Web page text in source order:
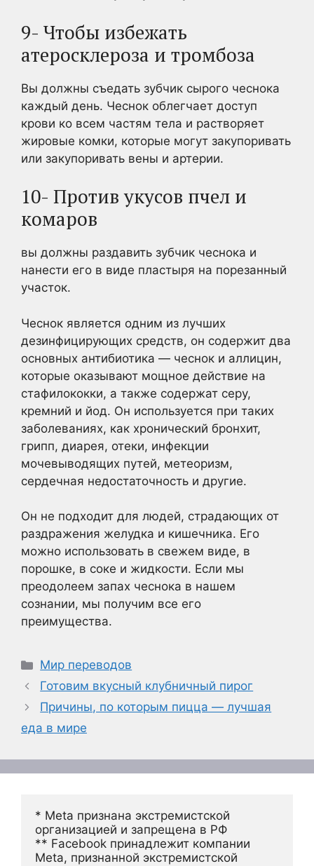
9- Чтобы избежать
атеросклероза и тромбоза
Вы должны съедать зубчик сырого чеснока
каждый день. Чеснок облегчает доступ
крови ко всем частям тела и растворяет
жировые комки, которые могут закупоривать
или закупоривать вены и артерии.
10- Против укусов пчел и
комаров
вы должны раздавить зубчик чеснока и
нанести его в виде пластыря на порезанный
участок.
Чеснок является одним из лучших
дезинфицирующих средств, он содержит два
основных антибиотика — чеснок и аллицин,
которые оказывают мощное действие на
стафилококки, а также содержат серу,
кремний и йод. Он используется при таких
заболеваниях, как хронический бронхит,
грипп, диарея, отеки, инфекции
мочевыводящих путей, метеоризм,
сердечная недостаточность и другие.
Он не подходит для людей, страдающих от
раздражения желудка и кишечника. Его
можно использовать в свежем виде, в
порошке, в соке и жидкости. Если мы
преодолеем запах чеснока в нашем
сознании, мы получим все его
преимущества.
Рубрики
Мир переводов
Готовим вкусный клубничный пирог
Причины, по которым пицца — лучшая
еда в мире
* Meta признана экстремистской
организацией и запрещена в РФ
** Facebook принадлежит компании
Meta, признанной экстремистской